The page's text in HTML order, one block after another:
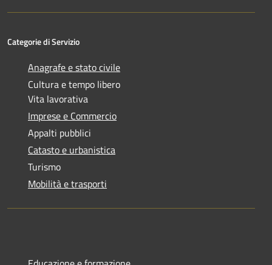
Categorie di Servizio
Anagrafe e stato civile
Cultura e tempo libero
Vita lavorativa
Imprese e Commercio
Appalti pubblici
Catasto e urbanistica
Turismo
Mobilità e trasporti